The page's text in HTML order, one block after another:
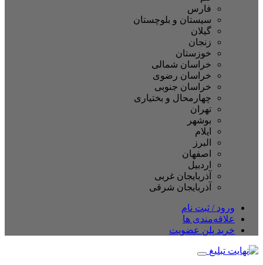
سیستان و بلوچستان
خوزستان
خراسان شمالی
خراسان رضوی
خراسان جنوبی
چهارمحال و بختیاری
اصفهان
آذربایجان غربی
آذربایجان شرقی
/ ثبت نام
ها
پلن عضویت